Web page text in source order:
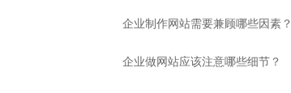
企业制作网站需要兼顾哪些因素？
企业做网站应该注意哪些细节？